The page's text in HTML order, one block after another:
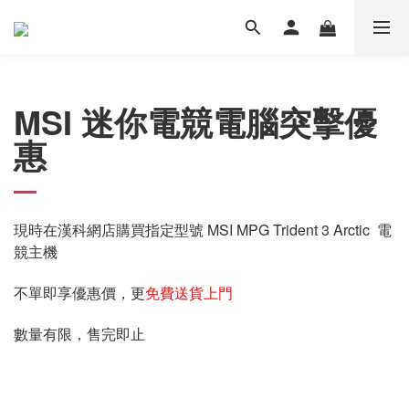
MSI 迷你電競電腦突擊優
惠
現時在漢科網店購買指定型號 MSI MPG Trident 3 Arctic 電
競主機
不單即享優惠價，更免費送貨上門
數量有限，售完即止